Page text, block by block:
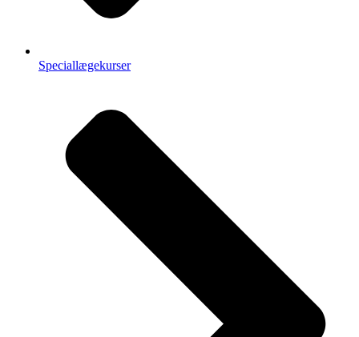
Speciallægekurser